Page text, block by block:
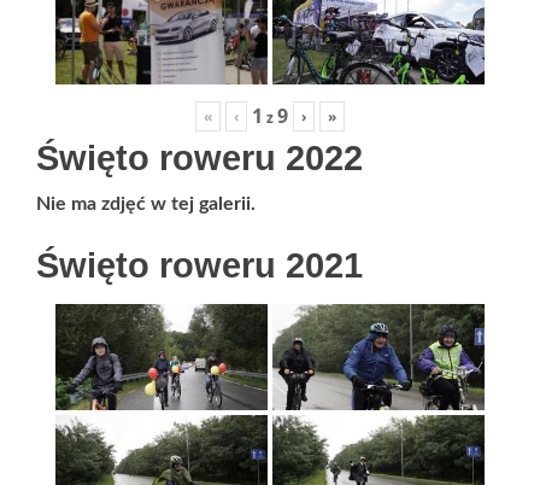
« ‹ 1 z9 › »
Święto roweru 2022
Nie ma zdjęć w tej galerii.
Święto roweru 2021